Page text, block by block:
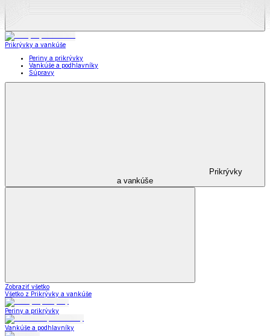
Prikrývky a vankúše
Periny a prikrývky
Vankúše a podhlavníky
Súpravy
Prikrývky
a vankúše
Zobraziť všetko
Všetko z Prikrývky a vankúše
Periny a prikrývky
Vankúše a podhlavníky